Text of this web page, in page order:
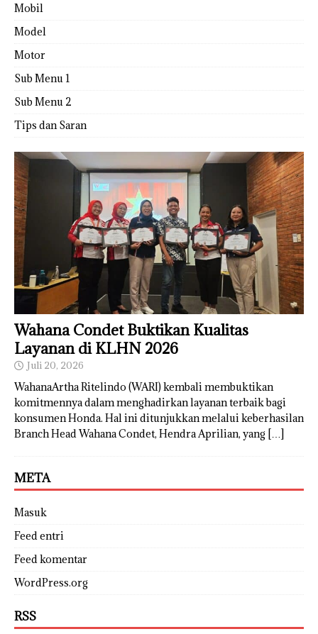
Mobil
Model
Motor
Sub Menu 1
Sub Menu 2
Tips dan Saran
Wahana Condet Buktikan Kualitas
Layanan di KLHN 2026
Juli 20, 2026
WahanaArtha Ritelindo (WARI) kembali membuktikan
komitmennya dalam menghadirkan layanan terbaik bagi
konsumen Honda. Hal ini ditunjukkan melalui keberhasilan
Branch Head Wahana Condet, Hendra Aprilian, yang […]
META
Masuk
Feed entri
Feed komentar
WordPress.org
RSS